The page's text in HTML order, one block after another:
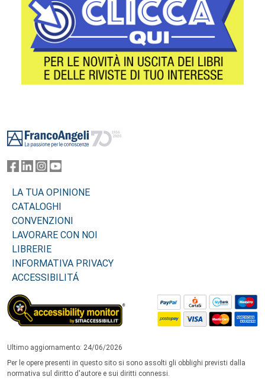
LA TUA OPINIONE
CATALOGHI
CONVENZIONI
LAVORARE CON NOI
LIBRERIE
INFORMATIVA PRIVACY
ACCESSIBILITÁ
Ultimo aggiornamento: 24/06/2026
Per le opere presenti in questo sito si sono assolti gli obblighi previsti dalla
normativa sul diritto d'autore e sui diritti connessi.